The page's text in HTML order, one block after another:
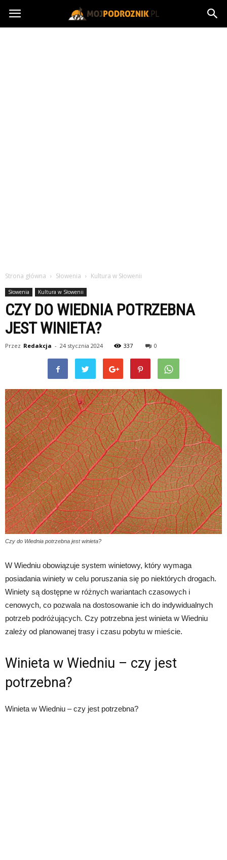
MojPodroznik.pl
Strona główna Słowenia Kultura w Słowenii
Słowenia Kultura w Słowenii
CZY DO WIEDNIA POTRZEBNA
JEST WINIETA?
Przez Redakcja - 24 stycznia 2024 337 0
Czy do Wiednia potrzebna jest winieta?
W Wiedniu obowiązuje system winietowy, który wymaga
posiadania winiety w celu poruszania się po niektórych drogach.
Winiety są dostępne w różnych wariantach czasowych i
cenowych, co pozwala na dostosowanie ich do indywidualnych
potrzeb podróżujących. Czy potrzebna jest winieta w Wiedniu
zależy od planowanej trasy i czasu pobytu w mieście.
Winieta w Wiedniu – czy jest
potrzebna?
Winieta w Wiedniu – czy jest potrzebna?